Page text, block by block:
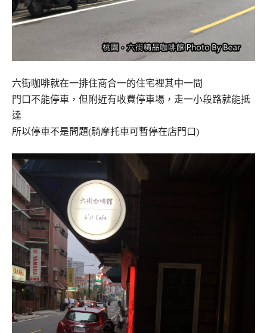
六街咖啡就在一排住商合一的住宅裡其中一間
門口不能停車，但附近有收費停車場，走一小段路就能抵
達
所以停車不是問題(騎摩托車可暫停在店門口)